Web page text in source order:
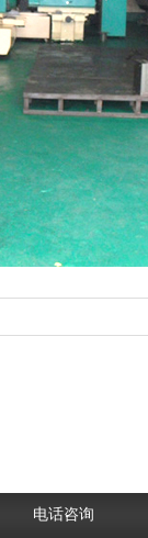
电话咨询